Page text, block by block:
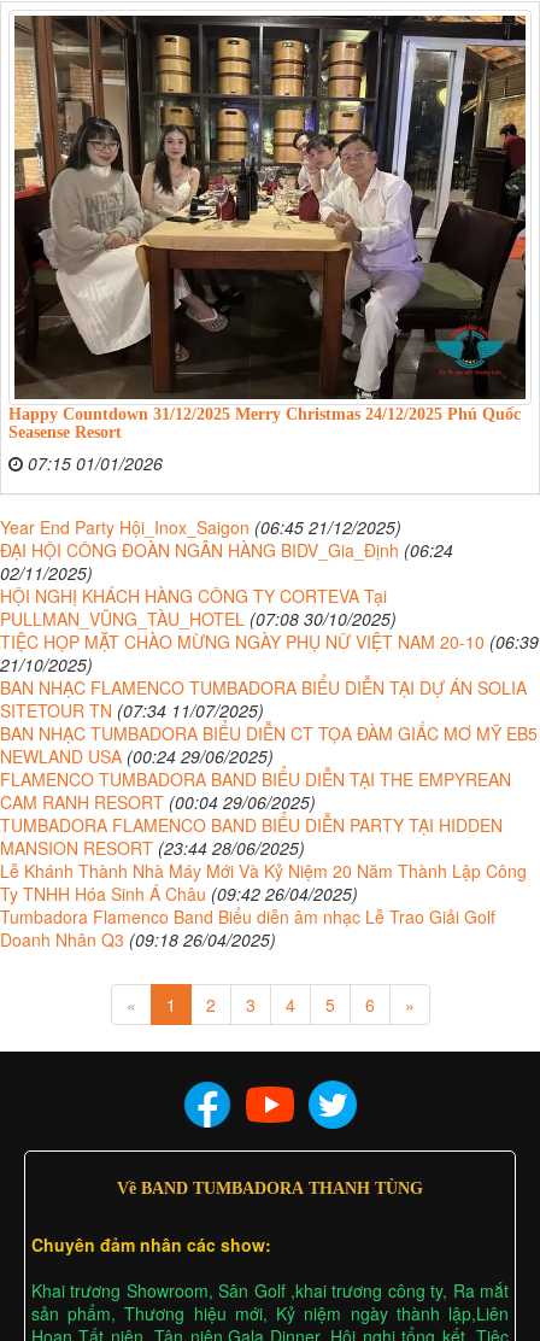
Happy Countdown 31/12/2025 Merry Christmas 24/12/2025 Phú Quốc
Seasense Resort
07:15 01/01/2026
Year End Party Hội_Inox_Saigon (06:45 21/12/2025)
ĐẠI HỘI CÔNG ĐOÀN NGÂN HÀNG BIDV_Gia_Định (06:24
02/11/2025)
HỘI NGHỊ KHÁCH HÀNG CÔNG TY CORTEVA Tại
PULLMAN_VŨNG_TÀU_HOTEL (07:08 30/10/2025)
TIỆC HỌP MẶT CHÀO MỪNG NGÀY PHỤ NỮ VIỆT NAM 20-10 (06:39
21/10/2025)
BAN NHẠC FLAMENCO TUMBADORA BIỂU DIỄN TẠI DỰ ÁN SOLIA
SITETOUR TN (07:34 11/07/2025)
BAN NHẠC TUMBADORA BIỂU DIỄN CT TỌA ĐÀM GIẤC MƠ MỸ EB5
NEWLAND USA (00:24 29/06/2025)
FLAMENCO TUMBADORA BAND BIỂU DIỄN TẠI THE EMPYREAN
CAM RANH RESORT (00:04 29/06/2025)
TUMBADORA FLAMENCO BAND BIỂU DIỄN PARTY TẠI HIDDEN
MANSION RESORT (23:44 28/06/2025)
Lễ Khánh Thành Nhà Máy Mới Và Kỷ Niệm 20 Năm Thành Lập Công
Ty TNHH Hóa Sinh Á Châu (09:42 26/04/2025)
Tumbadora Flamenco Band Biểu diễn âm nhạc Lễ Trao Giải Golf
Doanh Nhân Q3 (09:18 26/04/2025)
« 1 2 3 4 5 6 »
Về BAND TUMBADORA THANH TÙNG
Chuyên đảm nhân các show:
Khai trương Showroom, Sân Golf ,khai trương công ty, Ra mắt
sản phẩm, Thương hiệu mới, Kỷ niệm ngày thành lập,Liên